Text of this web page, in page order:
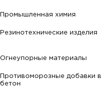
Промышленная химия
Резинотехнические изделия
Огнеупорные материалы
Противоморозные добавки в
бетон